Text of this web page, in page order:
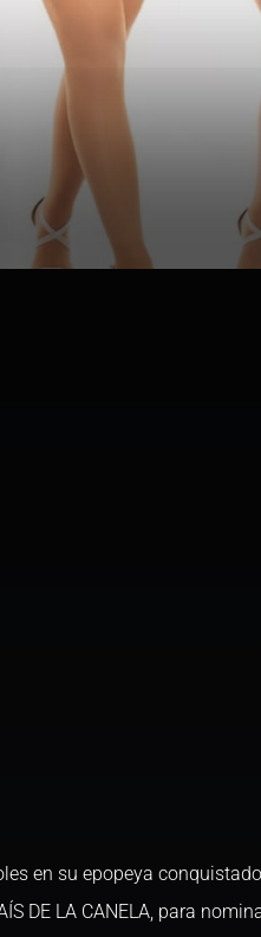
en su epopeya
DE LA CANELA, para